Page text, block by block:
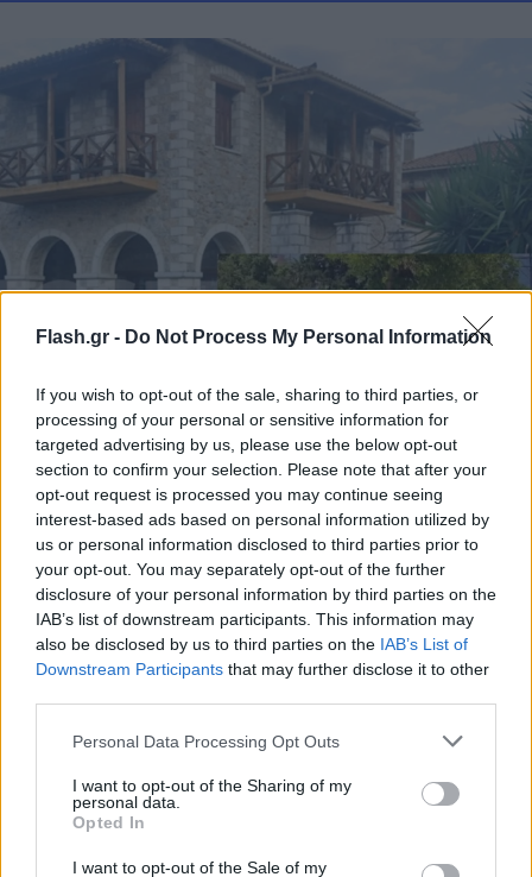
Flash.gr - Do Not Process My Personal Information
If you wish to opt-out of the sale, sharing to third parties, or
processing of your personal or sensitive information for
targeted advertising by us, please use the below opt-out
section to confirm your selection. Please note that after your
opt-out request is processed you may continue seeing
interest-based ads based on personal information utilized by
us or personal information disclosed to third parties prior to
your opt-out. You may separately opt-out of the further
disclosure of your personal information by third parties on the
IAB’s list of downstream participants. This information may
also be disclosed by us to third parties on the IAB’s List of
Downstream Participants that may further disclose it to other
Please note that this website/app uses one or more Google
not limited to your visit or usage behaviour. You may click to
grant or deny consent to Google and its third-party tags to
use your data for below specified purposes in below Google
consent section.
Personal Data Processing Opt Outs
I want to opt-out of the Sharing of my
personal data.
Opted In
I want to opt-out of the Sale of my
ΑΠΟΚΛΕΙΣΤΙΚΟ
Μυστράς: Οικονομολόγος και δεινός
σκοπευτής ο ξενοδόχος που είχε σε
καταψύκτη τη σορό του πατέρα του